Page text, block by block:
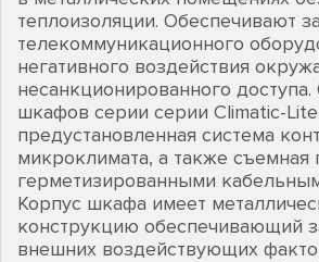
теплоизоляции. Обеспечивают
телекоммуникационного
негативного воздействия
несанкционированного
шкафов серии серии Climatic-Lite
предустановленная система
микроклимата, а также съемная
герметизированными
Корпус шкафа имеет
конструкцию обеспечивающий
внешних воздействующих